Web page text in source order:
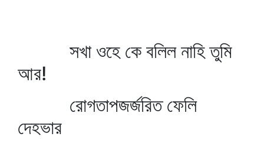
সখা ওহে কে বলিল নাহি তুমি
আর!
রোগতাপজর্জরিত ফেলি
দেহভার